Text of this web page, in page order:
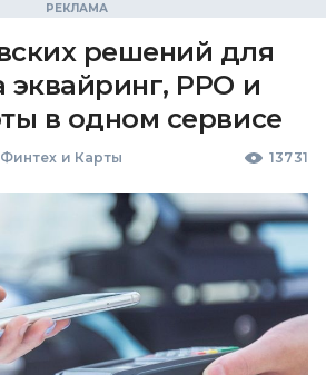
решений для
эквайринг, РРО и
в одном сервисе
Финтех и Карты 13731